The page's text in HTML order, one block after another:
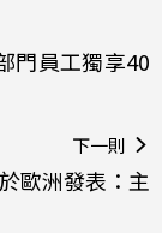
門員工獨享40
下一則
歐洲發表：主